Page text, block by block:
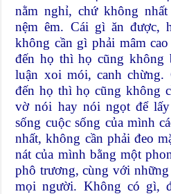
nằm nghỉ, chứ không
nệm êm. Cái gì ăn được,
không cần gì phải mâm
đến họ thì họ cũng
luận xoi mói, canh chừng.
đến họ thì họ cũng không
vờ nói hay nói ngọt để
sống cuộc sống của mình
nhất, không cần phải đeo
nát của mình bằng một
phô trương, cùng với
mọi người. Không có gì,